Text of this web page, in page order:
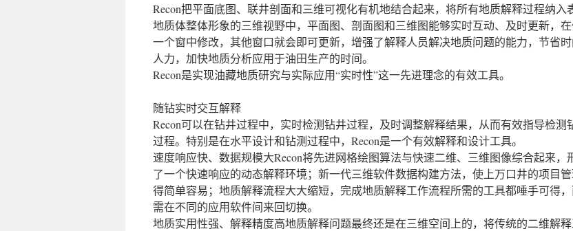
Recon把平面底图、联井剖面和三维可视化有机地结合起来，将所有地质解释过程纳入
地质体整体形象的三维视野中，平面图、剖面图和三维图能够实时互动、及时更新，
一个窗中修改，其他窗口就会即可更新，增强了解释人员解决地质问题的能力，节省
人力，加快地质分析应用于油田生产的时间。
Recon是实现油藏地质研究与实际应用“实时性”这一先进理念的有效工具。
随钻实时交互解释
Recon可以在钻井过程中，实时检测钻井过程，及时调整解释结果，从而有效指导检测
过程。特别是在水平设计和钻测过程中，Recon是一个有效解释和设计工具。
速度响应快、数据规模大Recon将先进网格绘图算法与快速二维、三维图像综合起来，
了一个快速响应的动态解释环境；新一代三维软件数据构建方法，使上万口井的项目
得简单容易；地质解释流程大大缩短，完成地质解释工作流程所需的工具都唾手可得
需在不同的应用软件间来回切换。
地质实用性强、解释精度高地质解释问题最终还是在三维空间上的，将传统的二维解